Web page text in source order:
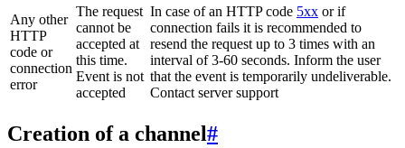
Any other
HTTP
code or
connection
error
The request
cannot be
accepted at
this time.
Event is not
accepted
In case of an HTTP code 5xx or if
connection fails it is recommended to
resend the request up to 3 times with an
interval of 3-60 seconds. Inform the user
that the event is temporarily undeliverable.
Contact server support
Creation of a channel#